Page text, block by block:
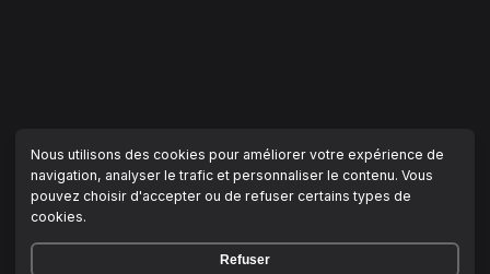
Nous utilisons des cookies pour améliorer votre expérience de
navigation, analyser le trafic et personnaliser le contenu. Vous
pouvez choisir d'accepter ou de refuser certains types de
cookies.
Refuser